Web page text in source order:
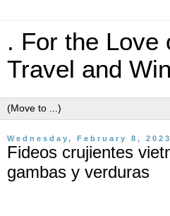
. For the Love
Travel and
Wednesday, February 8, 2023
Fideos crujientes
gambas y verduras